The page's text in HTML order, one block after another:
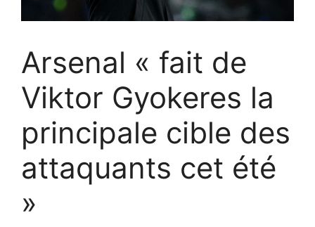
Arsenal « fait de
Viktor Gyokeres la
principale cible des
attaquants cet été
»